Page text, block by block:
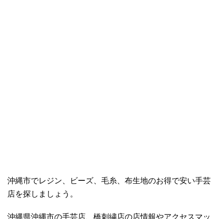
沖縄市でレジン、ビーズ、毛糸、布生地のお得で安い手芸
店を探しましょう。
沖縄県沖縄市の手芸店、橋刺繍店の店情報やアクセスマッ